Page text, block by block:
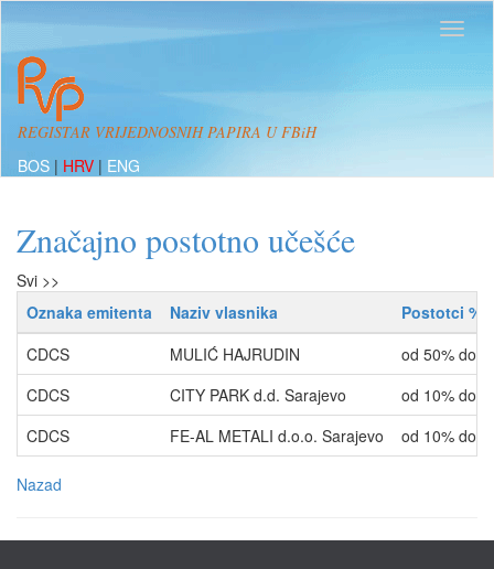
REGISTAR VRIJEDNOSNIH PAPIRA U FBiH
BOS | HRV | ENG
Značajno postotno učešće
Svi >>
Oznaka emitenta
Naziv vlasnika
Postotci %
CDCS
MULIĆ HAJRUDIN
od 50% do
CDCS
CITY PARK d.d. Sarajevo
od 10% do
CDCS
FE-AL METALI d.o.o. Sarajevo od 10% do
Nazad